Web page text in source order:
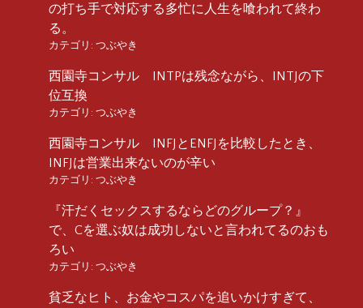
の打ち手で対応する多忙に人生を喰われて終わ
る。
カテゴリ: つぶやき
西園寺コンサル INTPは残念ながら、INTJの下
位互換
カテゴリ: つぶやき
西園寺コンサル INFJとENFJを比較したとき、
INFJは営業出来ないのが辛い
カテゴリ: つぶやき
『汗だくセックスするならどのグループ？』
で、Cを選ぶ奴は成功しないと言われてるのおも
ろい
カテゴリ: つぶやき
貧乏なヒト、お金やコスパを追いかけすぎて、